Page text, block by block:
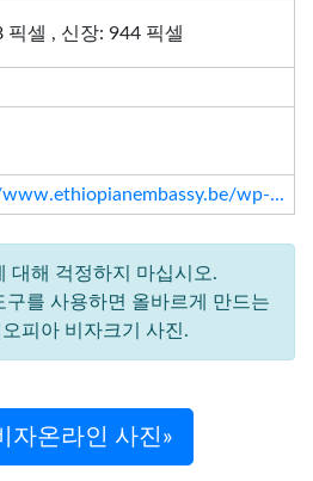
픽셀 , 신장: 944 픽셀
wp-...
대해 걱정하지 마십시오.
구를 사용하면 올바르게 만드는
피아 비자크기 사진.
자온라인 사진»